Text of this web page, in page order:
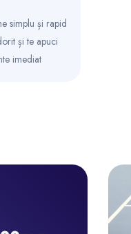
simplu și rapid
și te apuci
imediat